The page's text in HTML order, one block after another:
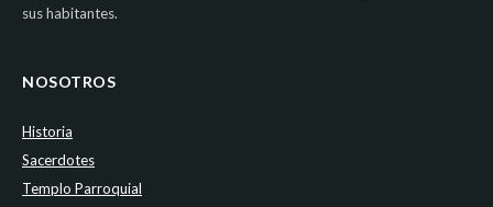
sus habitantes.
NOSOTROS
Historia
Sacerdotes
Templo Parroquial